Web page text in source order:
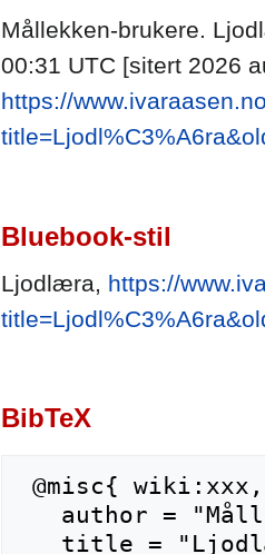
Mållekken-brukere.
00:31 UTC [sitert 2026
https://
Bluebook-stil
Ljodlæra, https://
BibTeX